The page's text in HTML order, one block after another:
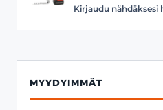
Kirjaudu nähdäksesi
MYYDYIMMÄT